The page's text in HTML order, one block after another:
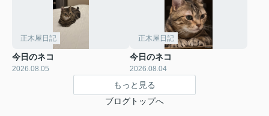
正木屋日記
今日のネコ
2026.08.05
正木屋日記
今日のネコ
2026.08.04
もっと見る
ブログトップへ